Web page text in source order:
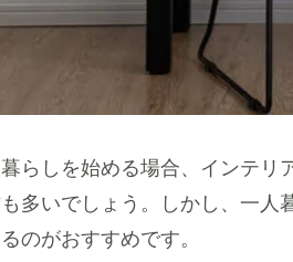
らしを始める場合、インテリ
多いでしょう。しかし、一人
のがおすすめです。